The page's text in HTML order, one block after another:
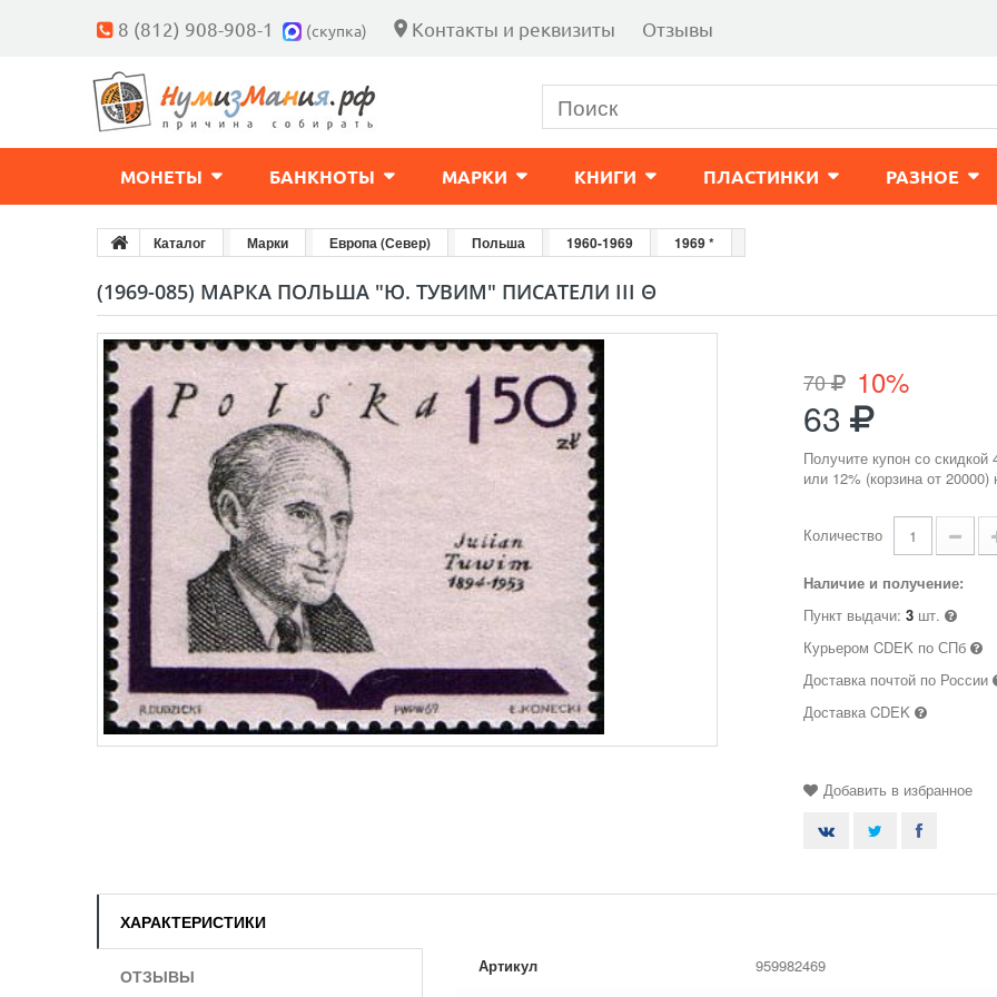
8 (812) 908-908-1 (скупка) Контакты и реквизиты Отзывы
МОНЕТЫ БАНКНОТЫ МАРКИ КНИГИ ПЛАСТИНКИ РАЗНОЕ
Каталог Марки Европа (Север) Польша 1960-1969 1969 *
(1969-085) МАРКА ПОЛЬША "Ю. ТУВИМ" ПИСАТЕЛИ III Θ
70 10%
63
Получите купон со скидкой
или 12% (корзина от
Количество
Наличие и получение:
Пункт выдачи: 3 шт.
Курьером CDEK по СПб
Доставка почтой по России
Доставка CDEK
Добавить в избранное
ХАРАКТЕРИСТИКИ
ОТЗЫВЫ Артикул 959982469